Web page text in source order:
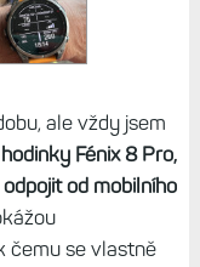
ale vždy jsem
Fénix 8 Pro,
od mobilního
čemu se vlastně